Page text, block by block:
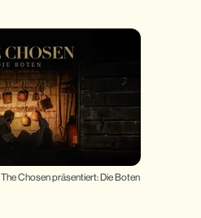
The Chosen präsentiert: Die Boten